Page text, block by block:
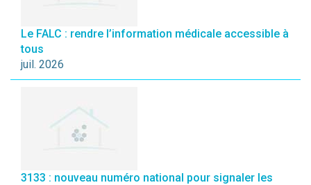
Le FALC : rendre l’information médicale accessible à
tous
juil. 2026
3133 : nouveau numéro national pour signaler les